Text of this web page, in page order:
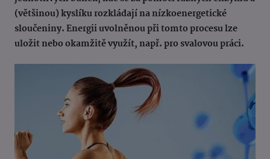
(většinou) kyslíku rozkládají na nízkoenergetické
sloučeniny. Energii uvolněnou při tomto procesu lze
uložit nebo okamžitě využít, např. pro svalovou práci.